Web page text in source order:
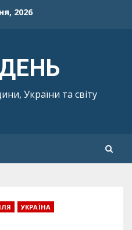
2026
України та світу
УКРАЇНА